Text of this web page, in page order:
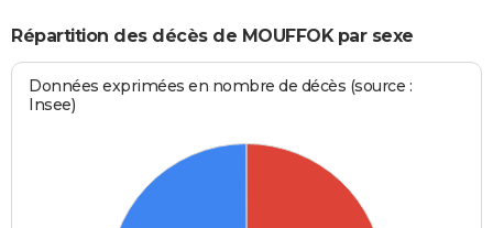
Répartition des décès de MOUFFOK par sexe
Données exprimées en nombre de décès (source :
Insee)